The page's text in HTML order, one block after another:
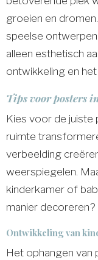
groeien en
speelse
alleen esthetisch
ontwikkeling en
Tips voor posters
Kies voor de juiste
ruimte
verbeelding
weerspiegelen.
kinderkamer of
manier
Ontwikkeling van
Het ophangen van